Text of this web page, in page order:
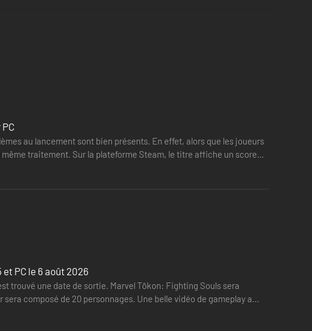
au lancement sont bien présents. En effet, alors que les joueurs
traitement. Sur la plateforme Steam, le titre affiche un score
PC le 6 août 2026
trouvé une date de sortie. Marvel Tōkon: Fighting Souls sera
composé de 20 personnages. Une belle vidéo de gameplay a